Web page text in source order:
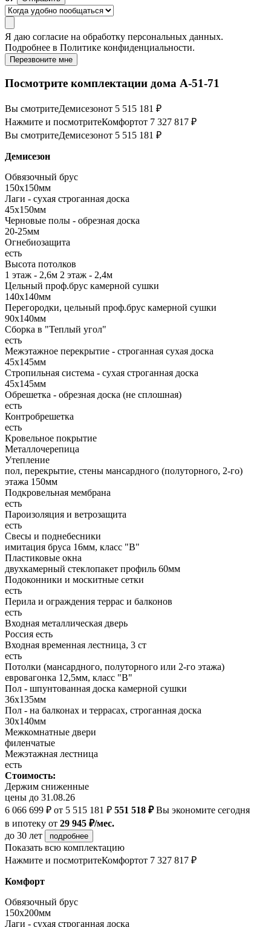
Я даю согласие на обработку персональных данных.
Подробнее в Политике конфиденциальности.
Перезвоните мне
Посмотрите комплектации дома А-51-71
Вы смотритеДемисезонот 5 515 181 ₽
Нажмите и посмотритеКомфортот 7 327 817 ₽
Вы смотритеДемисезонот 5 515 181 ₽
Демисезон
Обвязочный брус
150х150мм
Лаги - сухая строганная доска
45х150мм
Черновые полы - обрезная доска
20-25мм
Огнебиозащита
есть
Высота потолков
1 этаж - 2,6м 2 этаж - 2,4м
Цельный проф.брус камерной сушки
140х140мм
Перегородки, цельный проф.брус камерной сушки
90х140мм
Сборка в "Теплый угол"
есть
Межэтажное перекрытие - строганная сухая доска
45х145мм
Стропильная система - сухая строганная доска
45х145мм
Обрешетка - обрезная доска (не сплошная)
есть
Контробрешетка
есть
Кровельное покрытие
Металлочерепица
Утепление
пол, перекрытие, стены мансардного (полуторного, 2-го)
этажа 150мм
Подкровельная мембрана
есть
Пароизоляция и ветрозащита
есть
Свесы и поднебесники
имитация бруса 16мм, класс "В"
Пластиковые окна
двухкамерный стеклопакет профиль 60мм
Подоконники и москитные сетки
есть
Перила и ограждения террас и балконов
есть
Входная металлическая дверь
Россия есть
Входная временная лестница, 3 ст
есть
Потолки (мансардного, полуторного или 2-го этажа)
евровагонка 12,5мм, класс "В"
Пол - шпунтованная доска камерной сушки
36х135мм
Пол - на балконах и террасах, строганная доска
30х140мм
Межкомнатные двери
филенчатые
Межэтажная лестница
есть
Стоимость:
Держим сниженные
цены до 31.08.26
6 066 699 ₽ от 5 515 181 ₽ 551 518 ₽Вы экономите сегодня
в ипотеку от 29 945 ₽/мес.
до 30 лет
подробнее
Показать всю комплектацию
Нажмите и посмотритеКомфортот 7 327 817 ₽
Комфорт
Обвязочный брус
150х200мм
Лаги - сухая строганная доска